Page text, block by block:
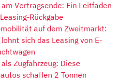
am Vertragsende: Ein Leitfaden
Rückgabe
auf dem Zweitmarkt:
sich das Leasing von E-
Zugfahrzeug: Diese
schaffen 2 Tonnen